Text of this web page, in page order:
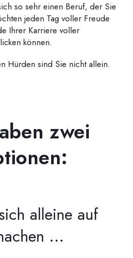
so sehr einen Beruf, der Sie
jeden Tag voller Freude
Ihrer Karriere voller
können.
Hürden sind Sie nicht allein.
zwei
alleine auf
...